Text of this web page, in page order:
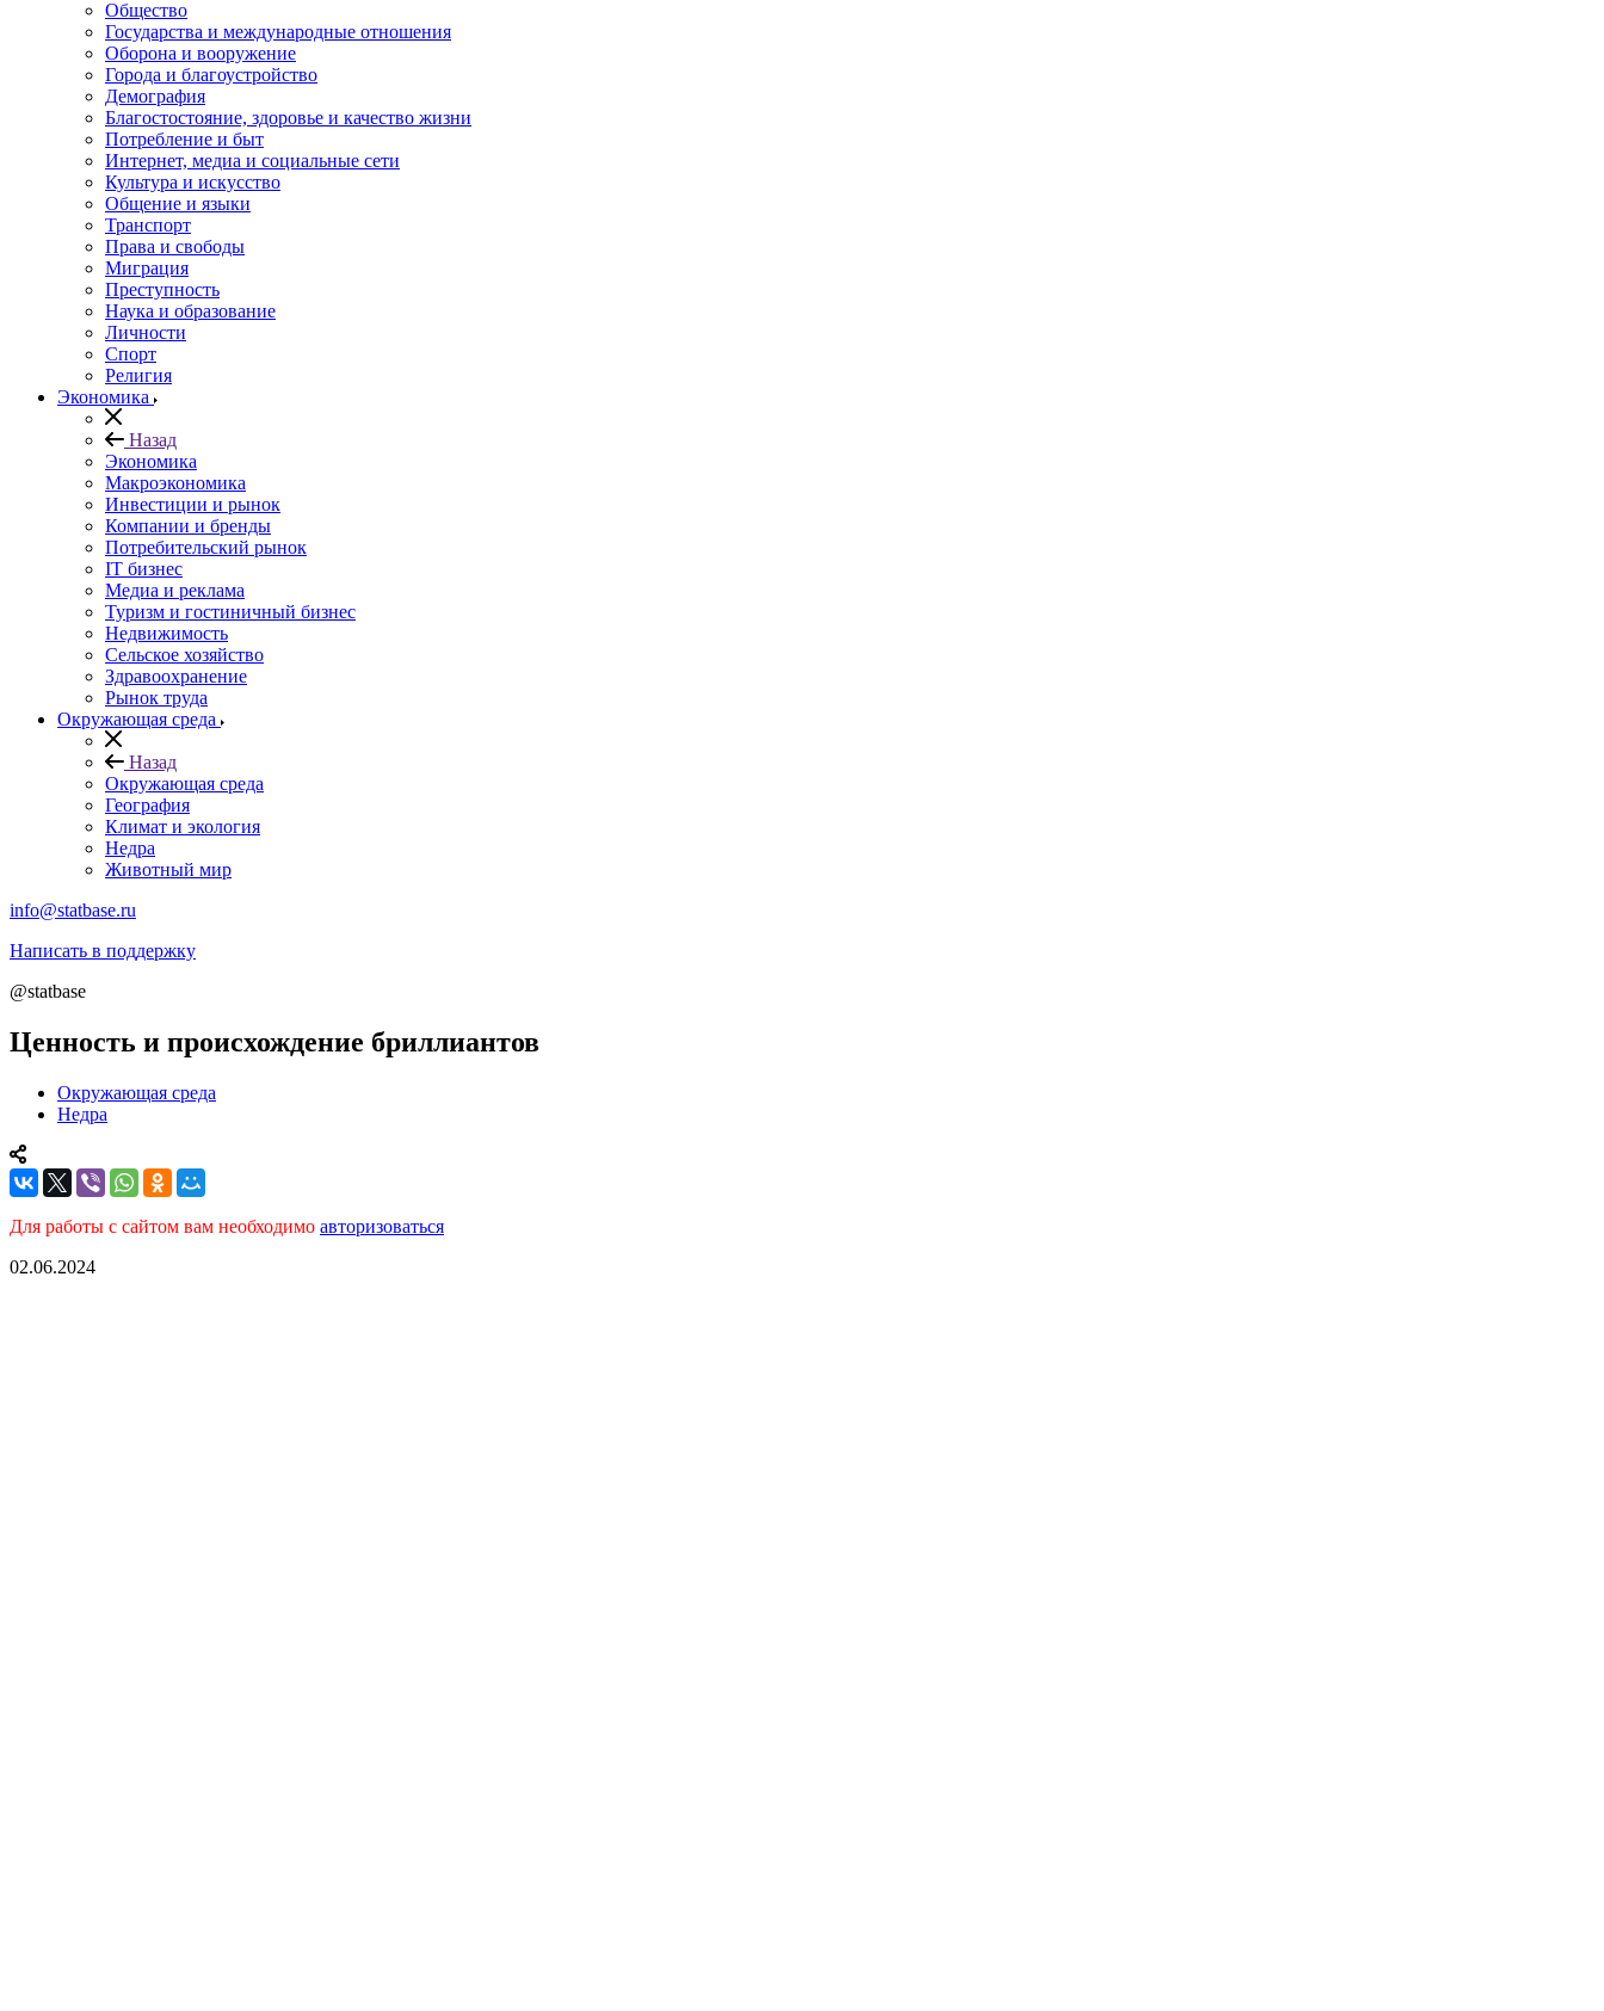
Общество
Государства и международные отношения
Оборона и вооружение
Города и благоустройство
Демография
Благостостояние, здоровье и качество жизни
Потребление и быт
Интернет, медиа и социальные сети
Культура и искусство
Общение и языки
Транспорт
Права и свободы
Миграция
Преступность
Наука и образование
Личности
Спорт
Религия
Экономика
Назад
Экономика
Макроэкономика
Инвестиции и рынок
Компании и бренды
Потребительский рынок
IT бизнес
Медиа и реклама
Туризм и гостиничный бизнес
Недвижимость
Сельское хозяйство
Здравоохранение
Рынок труда
Окружающая среда
Назад
Окружающая среда
География
Климат и экология
Недра
Животный мир
info@statbase.ru
Написать в поддержку
@statbase
Ценность и происхождение бриллиантов
Окружающая среда
Недра
Для работы с сайтом вам необходимо авторизоваться
02.06.2024